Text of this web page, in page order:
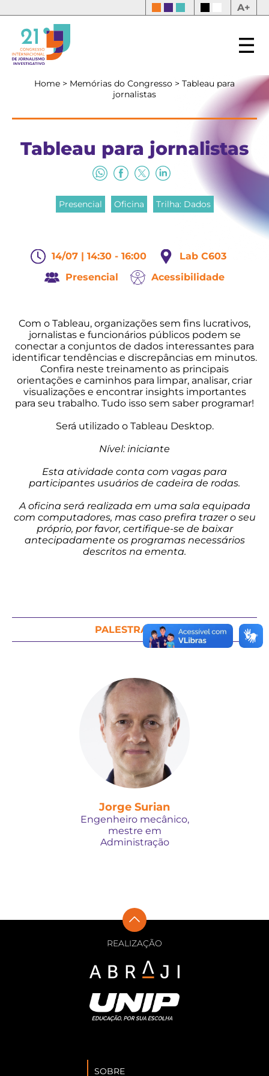
A+
Home > Memórias do Congresso > Tableau para
jornalistas
Tableau para jornalistas
Presencial Oficina Trilha: Dados
14/07 | 14:30 - 16:00
Lab C603
Presencial
Acessibilidade
Com o Tableau, organizações sem fins lucrativos,
jornalistas e funcionários públicos podem se
conectar a conjuntos de dados interessantes para
identificar tendências e discrepâncias em minutos.
Confira neste treinamento as principais
orientações e caminhos para limpar, analisar, criar
visualizações e encontrar insights importantes
para seu trabalho. Tudo isso sem saber programar!
Será utilizado o Tableau Desktop.
Nível: iniciante
Esta atividade conta com vagas para
participantes usuários de cadeira de rodas.
A oficina será realizada em uma sala equipada
com computadores, mas caso prefira trazer o seu
próprio, por favor, certifique-se de baixar
antecipadamente os programas necessários
descritos na ementa.
PALESTRANTES
Jorge Surian
Engenheiro mecânico,
mestre em
Administração
REALIZAÇÃO
SOBRE